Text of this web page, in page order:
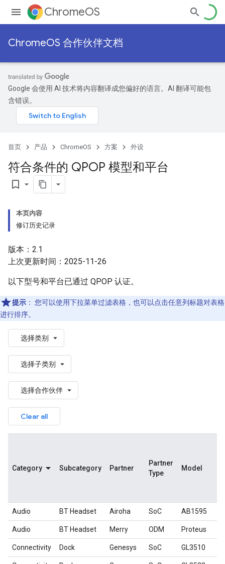
ChromeOS
ChromeOS 合作伙伴文档
Google 会使用 AI 技术将内容翻译成您偏好的语言。AI 翻译可能包
含错误。
首页 产品 ChromeOS 方案 外设
符合条件的 QPOP 模型和平台
bookmark_border
本页内容
修订历史记录
版本：2.1
上次更新时间：2025-11-26
以下型号和平台已通过 QPOP 认证。
提示 ： 您可以使用下拉菜单过滤表格，也可以点击任意列标题对表格
进行排序。
选择类别
选择子类别
选择合作伙伴
Clear all
Category Subcategory Partner
Partner
Type
Model
Audio BT Headset Airoha SoC AB1595
Audio BT Headset Merry ODM Proteus
Connectivity Dock Genesys SoC GL3510